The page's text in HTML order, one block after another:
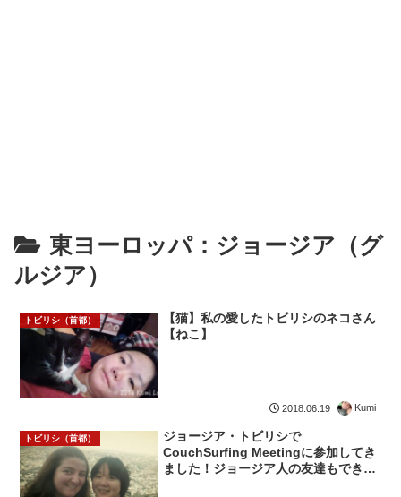
東ヨーロッパ：ジョージア（グ
ルジア）
トビリシ（首都）
【猫】私の愛したトビリシのネコさん
【ねこ】
2018.06.19 Kumi
トビリシ（首都）
ジョージア・トビリシで
CouchSurfing Meetingに参加してき
ました！ジョージア人の友達もできた